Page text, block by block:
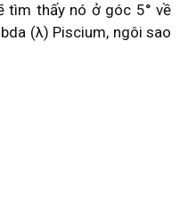
tìm thấy nó ở góc 5° về
(λ) Piscium, ngôi sao